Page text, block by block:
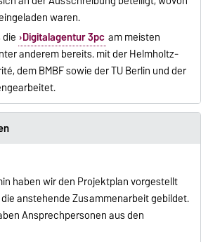
waren.
Digitalagentur3pc am meisten
anderem bereits. mit der Helmholtz-
dem BMBF sowie der TU Berlin und der
haben wir den Projektplan vorgestellt
anstehende Zusammenarbeit gebildet.
Ansprechpersonen aus den